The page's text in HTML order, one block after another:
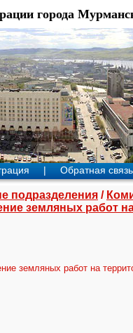
города
| Обратная связь
подразделения /
земляных работ
земляных работ на